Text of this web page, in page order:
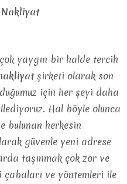
Nakliyat
yaygın bir halde tercih
şirketi olarak son
için her şeyi daha
Hal böyle olunca
bulunan herkesin
güvenle yeni adrese
taşınmak çok zor ve
çabaları ve yöntemleri ile